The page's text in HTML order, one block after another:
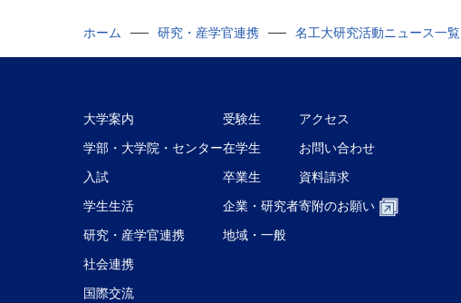
ホーム 研究・産学官連携 名工大研究活動ニュース一覧
大学案内
学部・大学院・センター
入試
学生生活
研究・産学官連携
社会連携
国際交流
受験生
在学生
卒業生
企業・研究者
地域・一般
アクセス
お問い合わせ
資料請求
寄附のお願い